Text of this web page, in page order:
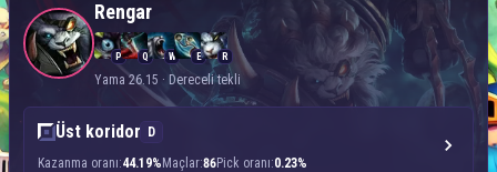
Rengar
P Q W E R
Yama 26.15 · Dereceli tekli
Üst koridor
D
Kazanma oranı:44.19% Maçlar:86Pick oranı:0.23%